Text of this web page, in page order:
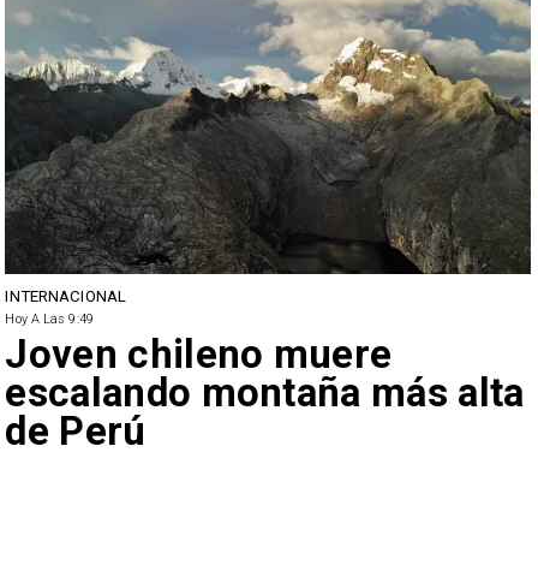
INTERNACIONAL
Hoy A Las 9:49
Joven chileno muere
escalando montaña más alta
de Perú